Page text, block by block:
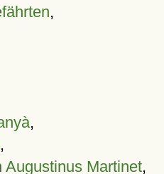
,
,
,
Martinet,